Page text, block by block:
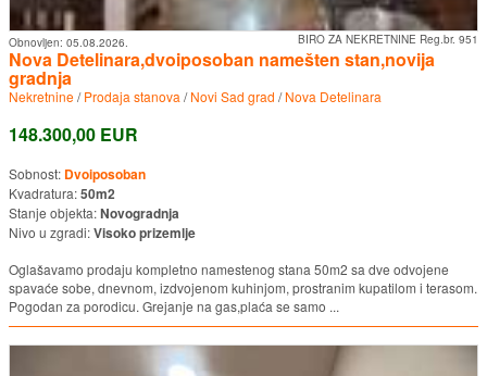
BIRO ZA NEKRETNINE Reg.br. 951
Obnovljen: 05.08.2026.
Nova Detelinara,dvoiposoban namešten stan,novija
gradnja
Nekretnine/Prodaja stanova /Novi Sad grad /Nova Detelinara
148.300,00 EUR
Sobnost: Dvoiposoban
Kvadratura:50m2
Stanje objekta:Novogradnja
Nivo u zgradi:Visoko prizemlje
Oglašavamo prodaju kompletno namestenog stana 50m2 sa dve odvojene
spavaće sobe, dnevnom, izdvojenom kuhinjom, prostranim kupatilom i terasom.
Pogodan za porodicu. Grejanje na gas,plaća se samo ...